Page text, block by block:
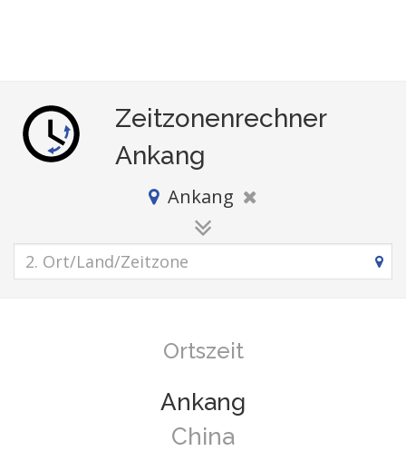
Zeitzonenrechner
Ankang
Ankang
Ortszeit
Ankang
China